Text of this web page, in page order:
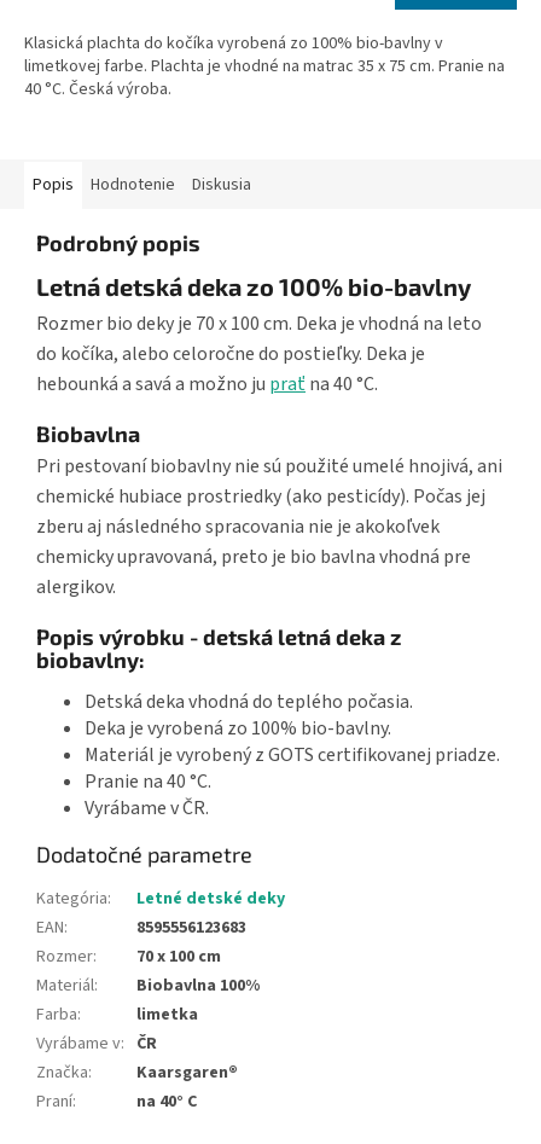
Klasická plachta do kočíka vyrobená zo 100% bio-bavlny v
limetkovej farbe. Plachta je vhodné na matrac 35 x 75 cm. Pranie na
40 °C. Česká výroba.
Popis Hodnotenie Diskusia
Podrobný popis
Letná detská deka zo 100% bio-bavlny
Rozmer bio deky je 70 x 100 cm. Deka je vhodná na leto
do kočíka, alebo celoročne do postieľky. Deka je
hebounká a savá a možno ju praťna 40 °C.
Biobavlna
Pri pestovaní biobavlny nie sú použité umelé hnojivá, ani
chemické hubiace prostriedky (ako pesticídy). Počas jej
zberu aj následného spracovania nie je akokoľvek
chemicky upravovaná, preto je bio bavlna vhodná pre
alergikov.
Popis výrobku - detská letná deka z
biobavlny:
Detská deka vhodná do teplého počasia.
Deka je vyrobená zo 100% bio-bavlny.
Materiál je vyrobený z GOTS certifikovanej priadze.
Pranie na 40 °C.
Vyrábame v ČR.
Dodatočné parametre
Kategória:
Letné detské deky
EAN:
8595556123683
Rozmer:
70 x 100 cm
Materiál:
Biobavlna 100%
Farba:
limetka
Vyrábame v: ČR
Značka:
Kaarsgaren®
Praní: na 40° C